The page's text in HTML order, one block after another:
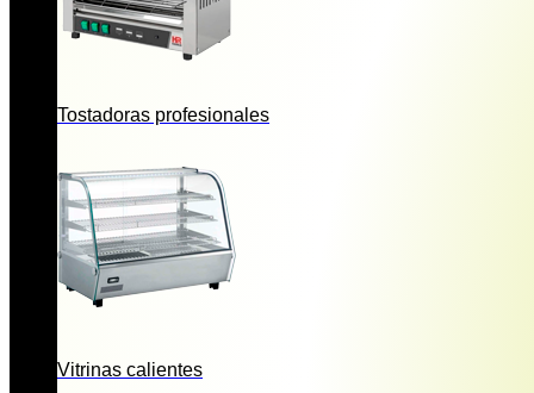
Tostadoras profesionales
Vitrinas calientes